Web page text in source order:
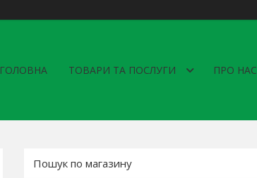
ГОЛОВНА ТОВАРИ ТА ПОСЛУГИ ПРО НАС